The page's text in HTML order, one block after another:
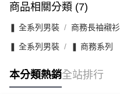
商品相關分類 (7)
❚ 全系列男裝 商務長袖襯衫
❚ 全系列男裝 ❚ 商務系列
本分類熱銷全站排行